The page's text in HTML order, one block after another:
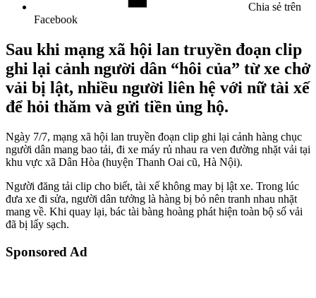
Chia sẻ trên
Facebook
Sau khi mạng xã hội lan truyền đoạn clip
ghi lại cảnh người dân “hôi của” từ xe chở
vải bị lật, nhiều người liên hệ với nữ tài xế
để hỏi thăm và gửi tiền ủng hộ.
Ngày 7/7, mạng xã hội lan truyền đoạn clip ghi lại cảnh hàng chục
người dân mang bao tải, đi xe máy rủ nhau ra ven đường nhặt vải tại
khu vực xã Dân Hòa (huyện Thanh Oai cũ, Hà Nội).
Người đăng tải clip cho biết, tài xế không may bị lật xe. Trong lúc
đưa xe đi sửa, người dân tưởng là hàng bị bỏ nên tranh nhau nhặt
mang về. Khi quay lại, bác tài bàng hoàng phát hiện toàn bộ số vải
đã bị lấy sạch.
Sponsored Ad